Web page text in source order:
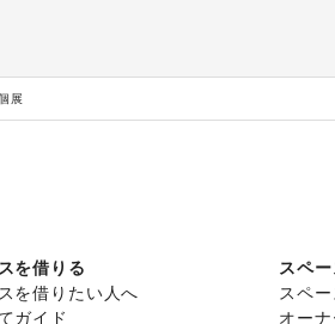
展
を借りる
を借りたい人へ
ガイド
スペ
スペ
オー